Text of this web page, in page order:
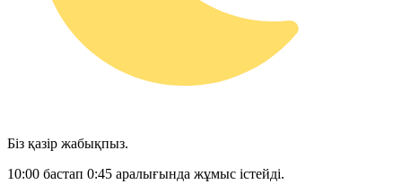
Біз қазір жабықпыз.
10:00 бастап 0:45 аралығында жұмыс істейді.